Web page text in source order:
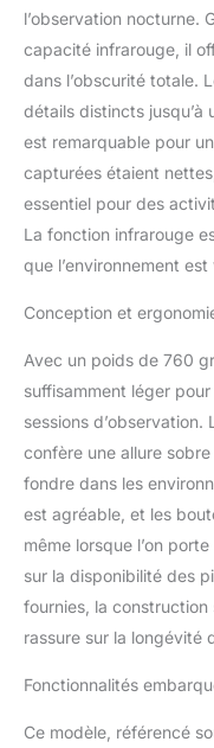
l’observation nocturne.
capacité infrarouge, il
dans l’obscurité totale.
détails distincts
est remarquable pour
capturées étaient
essentiel pour des
La fonction infrarouge
que l’environnement
Conception et
Avec un poids de 760
suffisamment léger
sessions d’observation.
confère une allure
fondre dans les
est agréable, et les
même lorsque l’on
sur la disponibilité des
fournies, la
rassure sur la longévité
Fonctionnalités
Ce modèle, référencé